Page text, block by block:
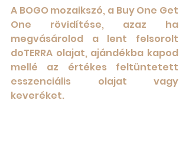
A BOGO mozaikszó, a Buy One Get
One rövidítése, azaz ha
megvásárolod a lent felsorolt
doTERRA olajat, ajándékba kapod
mellé az értékes feltüntetett
esszenciális olajat vagy
keveréket.